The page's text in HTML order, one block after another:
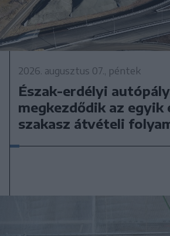
2026. augusztus 07., péntek
Észak-erdélyi
megkezdődik az egyik
szakasz átvételi